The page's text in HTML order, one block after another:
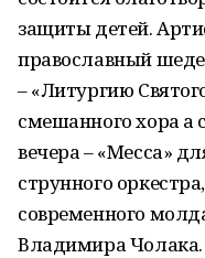
защиты детей.
православный
– «Литургию
смешанного хора a
вечера – «Месса»
струнного
современного
Владимира Чолака.